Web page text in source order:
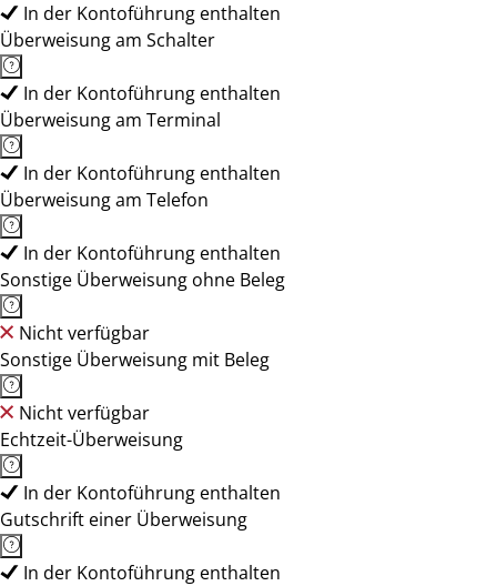
In der Kontoführung enthalten
Überweisung am Schalter
In der Kontoführung enthalten
Überweisung am Terminal
In der Kontoführung enthalten
Überweisung am Telefon
In der Kontoführung enthalten
Sonstige Überweisung ohne Beleg
Nicht verfügbar
Sonstige Überweisung mit Beleg
Nicht verfügbar
Echtzeit-Überweisung
In der Kontoführung enthalten
Gutschrift einer Überweisung
In der Kontoführung enthalten